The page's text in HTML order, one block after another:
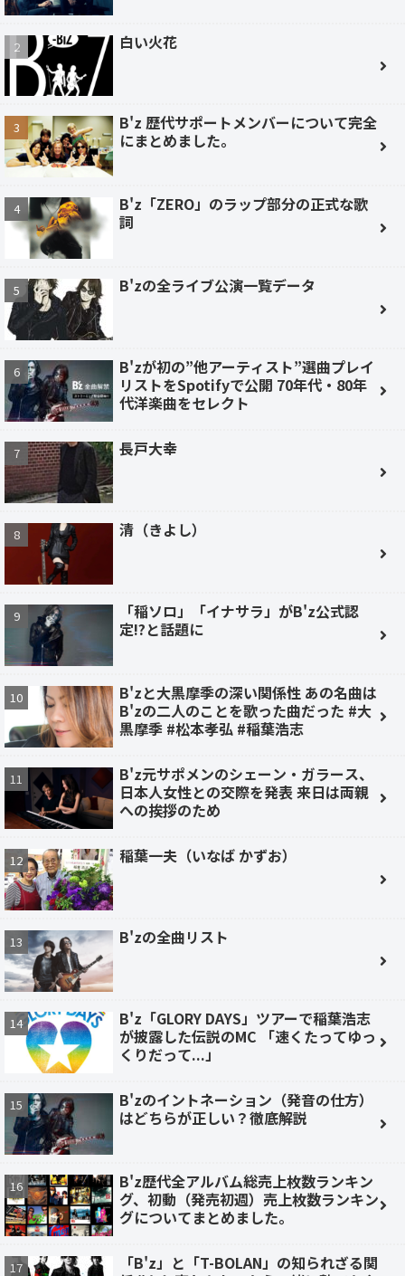
白い火花
B'z 歴代サポートメンバーについて完全
にまとめました。
B'z「ZERO」のラップ部分の正式な歌
詞
B'zの全ライブ公演一覧データ
B'zが初の”他アーティスト”選曲プレイ
リストをSpotifyで公開 70年代・80年
代洋楽曲をセレクト
長戸大幸
清（きよし）
「稲ソロ」「イナサラ」がB'z公式認
定!?と話題に
B'zと大黒摩季の深い関係性 あの名曲は
B'zの二人のことを歌った曲だった #大
黒摩季 #松本孝弘 #稲葉浩志
B'z元サポメンのシェーン・ガラース、
日本人女性との交際を発表 来日は両親
への挨拶のため
稲葉一夫（いなば かずお）
B'zの全曲リスト
B'z「GLORY DAYS」ツアーで稲葉浩志
が披露した伝説のMC 「速くたってゆっ
くりだって...」
B'zのイントネーション（発音の仕方）
はどちらが正しい？徹底解説
B'z歴代全アルバム総売上枚数ランキン
グ、初動（発売初週）売上枚数ランキン
グについてまとめました。
「B'z」と「T-BOLAN」の知られざる関